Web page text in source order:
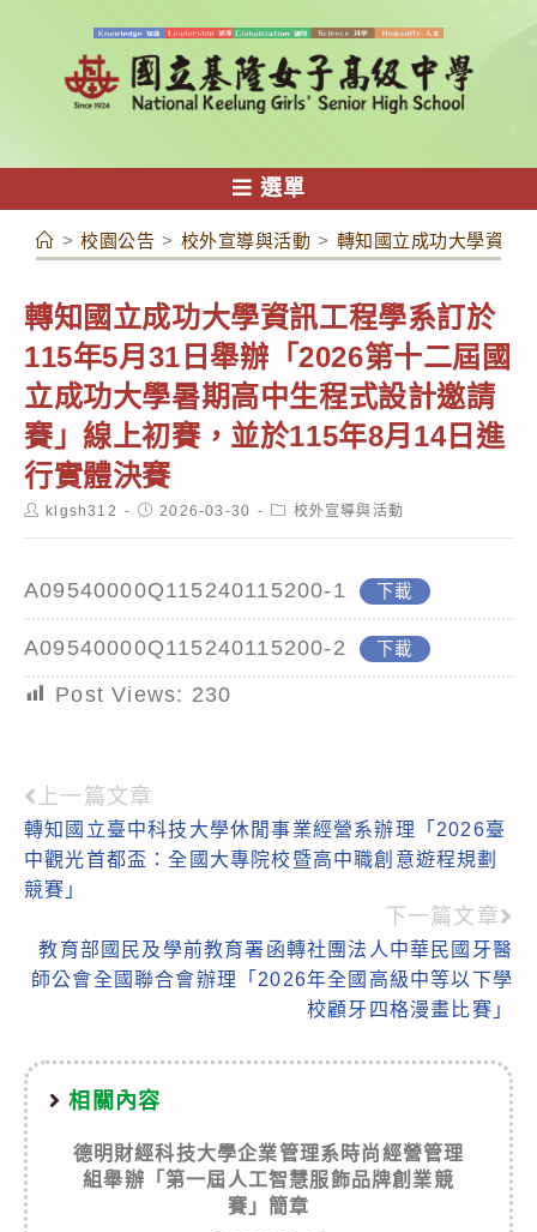
容
選單
> 校園公告 > 校外宣導與活動 > 轉知國立成功大學資訊
轉知國立成功大學資訊工程學系訂於
115年5月31日舉辦「2026第十二屆國
立成功大學暑期高中生程式設計邀請
賽」線上初賽，並於115年8月14日進
行實體決賽
Postklgsh312
Post2026-03-30
Post校外宣導與活動
A09540000Q115240115200-1 下載
A09540000Q115240115200-2 下載
Post Views: 230
Read
more
articles
上一篇文章
轉知國立臺中科技大學休閒事業經營系辦理「2026臺
中觀光首都盃：全國大專院校暨高中職創意遊程規劃
競賽」
下一篇文章
教育部國民及學前教育署函轉社團法人中華民國牙醫
師公會全國聯合會辦理「2026年全國高級中等以下學
校顧牙四格漫畫比賽」
相關內容
德明財經科技大學企業管理系時尚經營管理
組舉辦「第一屆人工智慧服飾品牌創業競
賽」簡章